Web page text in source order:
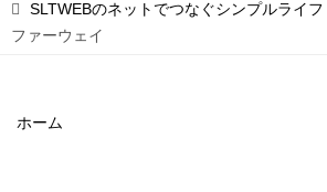
SLTWEBのネットでつなぐシンプルライフ
ファーウェイ
ホーム